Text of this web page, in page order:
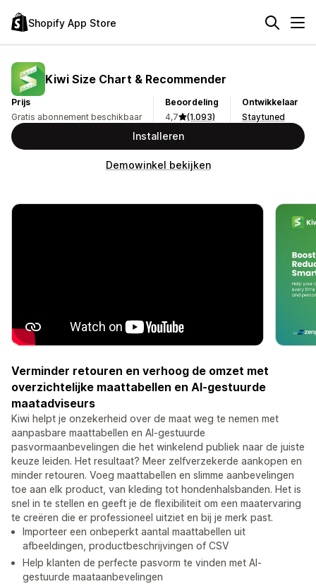
Shopify App Store
Kiwi Size Chart & Recommender
Prijs
Gratis abonnement beschikbaar
Beoordeling
4,7
(1.093)
Ontwikkelaar
Staytuned
Installeren
Demowinkel bekijken
Verminder retouren en verhoog de omzet met
overzichtelijke maattabellen en AI-gestuurde
maatadviseurs
Kiwi helpt je onzekerheid over de maat weg te nemen met
aanpasbare maattabellen en AI-gestuurde
pasvormaanbevelingen die het winkelend publiek naar de juiste
keuze leiden. Het resultaat? Meer zelfverzekerde aankopen en
minder retouren. Voeg maattabellen en slimme aanbevelingen
toe aan elk product, van kleding tot hondenhalsbanden. Het is
snel in te stellen en geeft je de flexibiliteit om een maatervaring
te creëren die er professioneel uitziet en bij je merk past.
Importeer een onbeperkt aantal maattabellen uit
afbeeldingen, productbeschrijvingen of CSV
Help klanten de perfecte pasvorm te vinden met AI-
gestuurde maataanbevelingen